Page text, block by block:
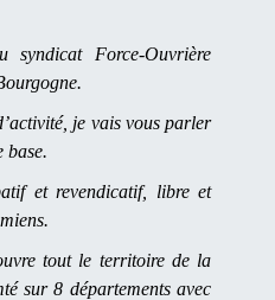
Force-Ouvrière
je vais vous parler
base.
et revendicatif, libre et
tout le territoire de la
sur 8 départements avec